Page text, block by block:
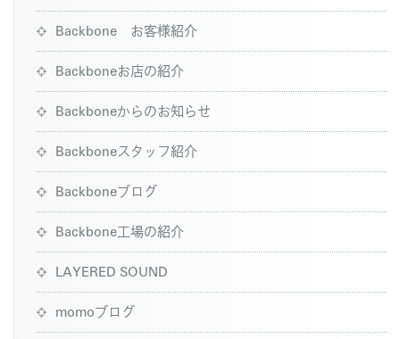
Backbone お客様紹介
Backboneお店の紹介
Backboneからのお知らせ
Backboneスタッフ紹介
Backboneブログ
Backbone工場の紹介
LAYERED SOUND
momoブログ